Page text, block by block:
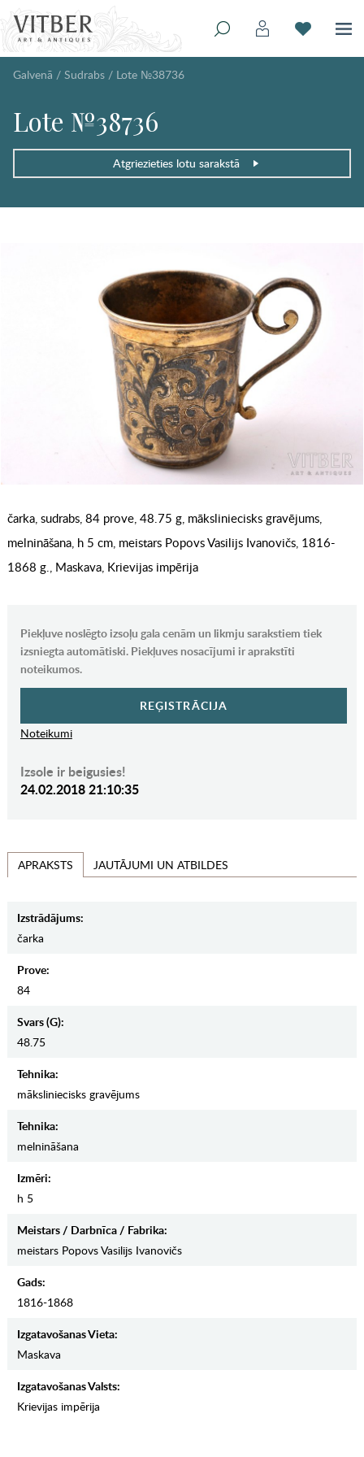
Galvenā / Sudrabs / Lote №38736
Lote №38736
Atgriezieties lotu sarakstā
čarka, sudrabs, 84 prove, 48.75 g, māksliniecisks gravējums,
melnināšana, h 5 cm, meistars Popovs Vasilijs Ivanovičs, 1816-
1868 g., Maskava, Krievijas impērija
Piekļuve noslēgto izsoļu gala cenām un likmju sarakstiem tiek
izsniegta automātiski. Piekļuves nosacījumi ir aprakstīti
noteikumos.
REĢISTRĀCIJA
Noteikumi
Izsole ir beigusies!
24.02.2018 21:10:35
APRAKSTS JAUTĀJUMI UN ATBILDES
Izstrādājums:
čarka
Prove:
84
Svars (g):
48.75
Tehnika:
māksliniecisks gravējums
Tehnika:
melnināšana
Izmēri:
h 5
Meistars / Darbnīca / Fabrika:
meistars Popovs Vasilijs Ivanovičs
Gads:
1816-1868
Izgatavošanas Vieta:
Maskava
Izgatavošanas Valsts:
Krievijas impērija